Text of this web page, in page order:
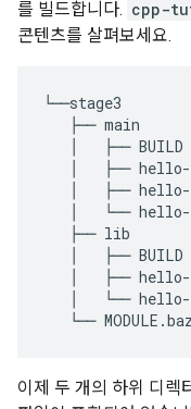
를 빌드합니다. cpp-
콘텐츠를 살펴보세요.
└──stage3
   ├── main
   │   ├── BUILD
│   ├──
│   ├──
│   └──
   ├── lib
   │   ├── BUILD
│   ├──
│   └──
이제 두 개의 하위 디렉